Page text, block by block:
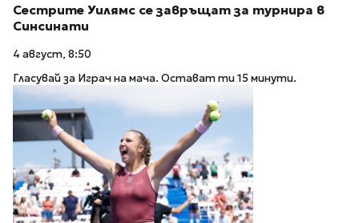
Сестрите Уилямс се завръщат за турнира в
Синсинати
4 август, 8:50
Гласувай за Играч на мача. Остават ти 15 минути.